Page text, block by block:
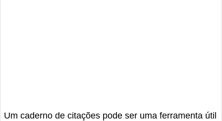
Um caderno de citações pode ser uma ferramenta útil